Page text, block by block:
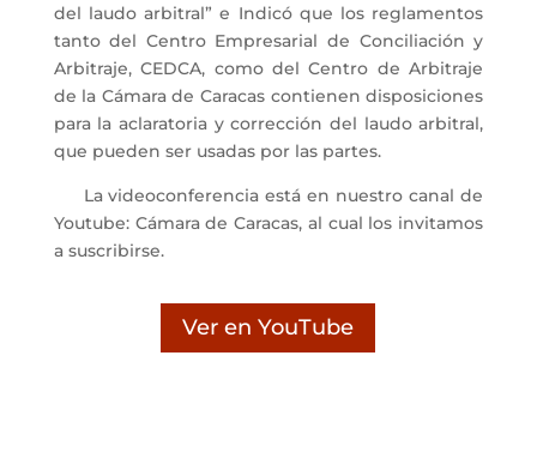
del laudo arbitral” e Indicó que los reglamentos
tanto del Centro Empresarial de Conciliación y
Arbitraje, CEDCA, como del Centro de Arbitraje
de la Cámara de Caracas contienen disposiciones
para la aclaratoria y corrección del laudo arbitral,
que pueden ser usadas por las partes.
La videoconferencia está en nuestro canal de
Youtube: Cámara de Caracas, al cual los invitamos
a suscribirse.
Ver en YouTube